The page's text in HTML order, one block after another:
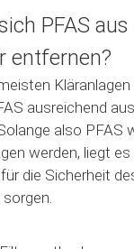
PFAS
entfernen?
ausreichend
also PFAS
werden, liegt es
die Sicherheit